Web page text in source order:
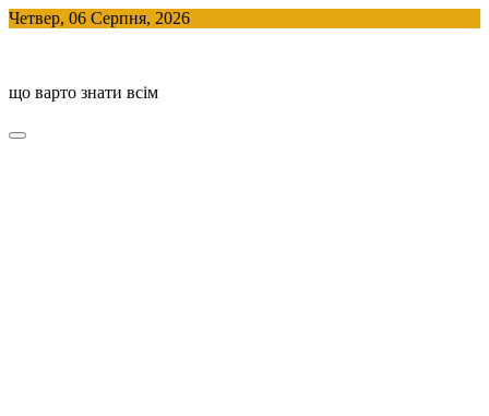
Skip
Четвер, 06 Серпня, 2026
що варто знати всім